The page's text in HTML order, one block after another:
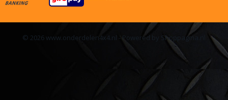
© 2026 www.onderdelen4x4.nl - Powered by Shoppagina.nl